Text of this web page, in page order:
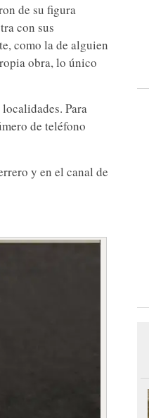
de su figura
con sus
como la de alguien
obra, lo único
Para
de teléfono
y en el canal de